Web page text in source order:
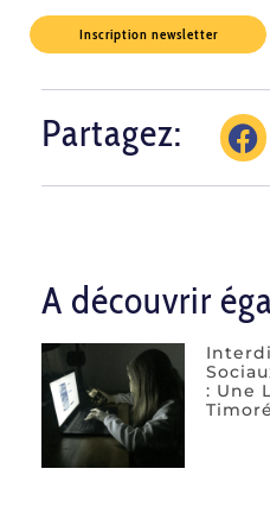
Inscription newsletter
Partagez:
A découvrir
: Une